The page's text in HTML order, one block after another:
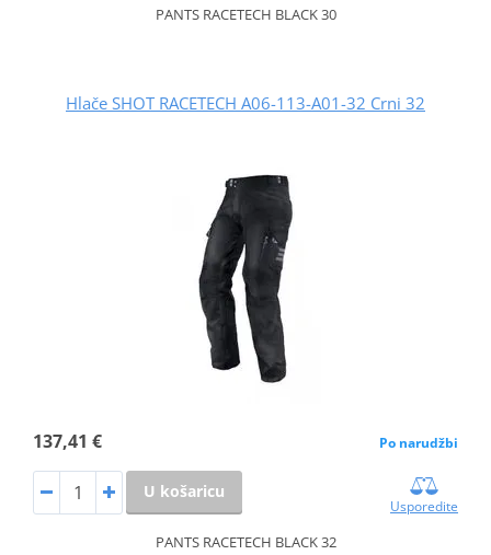
PANTS RACETECH BLACK 30
Hlače SHOT RACETECH A06-113-A01-32 Crni 32
137,41 € Po narudžbi
U košaricu
Usporedite
PANTS RACETECH BLACK 32